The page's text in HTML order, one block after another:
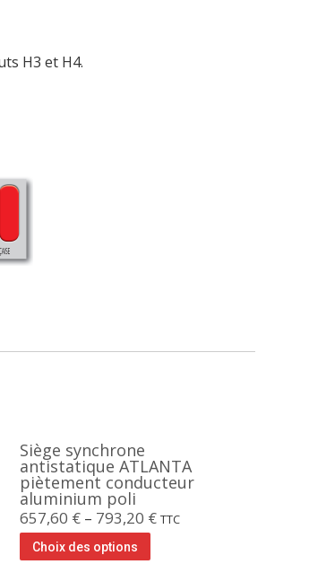
H3 et H4.
Siège synchrone
antistatique ATLANTA
piètement conducteur
aluminium poli
657,60 €– 793,20 € TTC
Choix des options